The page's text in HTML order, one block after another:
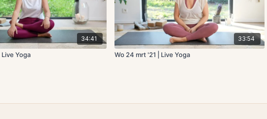
34:41
Yoga
33:54
Wo 24 mrt '21 | Live Yoga